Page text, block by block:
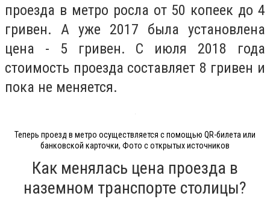
проезда в метро росла от 50 копеек до 4
гривен. А уже 2017 была установлена
цена - 5 гривен. С июля 2018 года
стоимость проезда составляет 8 гривен и
пока не меняется.
Теперь проезд в метро осуществляется с помощью QR-билета или
банковской карточки, Фото с открытых источников
Как менялась цена проезда в
наземном транспорте столицы?